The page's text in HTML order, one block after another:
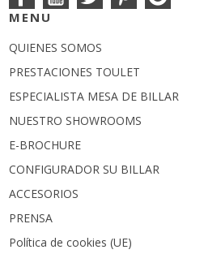
MENU
QUIENES SOMOS
PRESTACIONES TOULET
ESPECIALISTA MESA DE BILLAR
NUESTRO SHOWROOMS
E-BROCHURE
CONFIGURADOR SU BILLAR
ACCESORIOS
PRENSA
Política de cookies (UE)